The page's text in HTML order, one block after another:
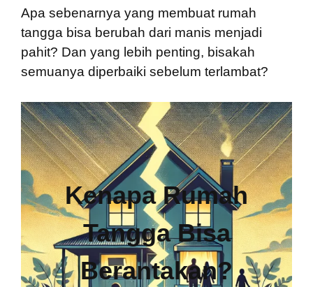
Apa sebenarnya yang membuat rumah
tangga bisa berubah dari manis menjadi
pahit? Dan yang lebih penting, bisakah
semuanya diperbaiki sebelum terlambat?
Kenapa Rumah
Tangga Bisa
Berantakan?